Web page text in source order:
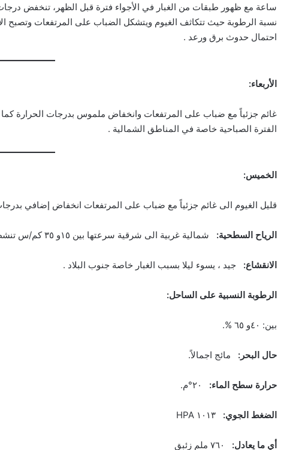
ساعة مع ظهور طبقات من الغبار في الأجواء فترة قبل الظهر، تنخفض
نسبة الرطوبة حيث تتكاثف الغيوم ويتشكل الضباب على المرتفعات وتصبح
احتمال حدوث برق ورعد .
الأربعاء:
غائم جزئياً مع ضباب على المرتفعات وانخفاض ملموس بدرجات الحرارة كما
الفترة الصباحية خاصة في المناطق الشمالية .
الخميس:
قليل الغيوم الى غائم جزئياً مع ضباب على المرتفعات انخفاض إضافي
الرياح السطحية: شمالية غربية الى شرقية سرعتها بين ١٥و ٣٥ كم/س تنشط اعتبارا من بعد الظهر فتقارب ٦٠كم/س.
الانقشاع: جيد ، يسوء ليلا بسبب الغبار خاصة جنوب البلاد .
الرطوبة النسبية على الساحل:
بين: ٤٠و ٦٥ %.
حال البحر: مائج اجمالاً.
حرارة سطح الماء:
الضغط الجوي:
أي ما يعادل: